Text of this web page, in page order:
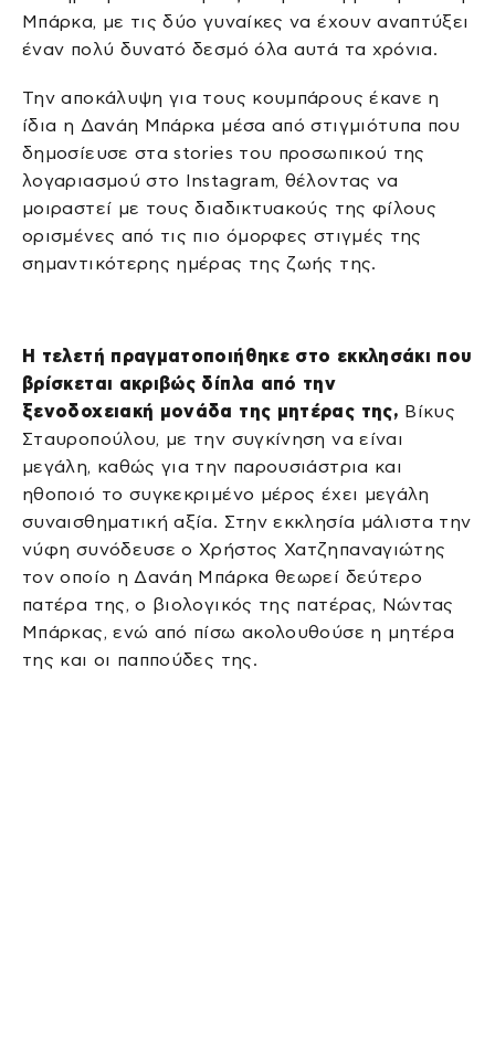
Μπάρκα, με τις δύο γυναίκες να έχουν αναπτύξει
έναν πολύ δυνατό δεσμό όλα αυτά τα χρόνια.
Την αποκάλυψη για τους κουμπάρους έκανε η
ίδια η Δανάη Μπάρκα μέσα από στιγμιότυπα που
δημοσίευσε στα stories του προσωπικού της
λογαριασμού στο Instagram, θέλοντας να
μοιραστεί με τους διαδικτυακούς της φίλους
ορισμένες από τις πιο όμορφες στιγμές της
σημαντικότερης ημέρας της ζωής της.
H τελετή πραγματοποιήθηκε στο εκκλησάκι που
βρίσκεται ακριβώς δίπλα από την
ξενοδοχειακή μονάδα της μητέρας της, Βίκυς
Σταυροπούλου, με την συγκίνηση να είναι
μεγάλη, καθώς για την παρουσιάστρια και
ηθοποιό το συγκεκριμένο μέρος έχει μεγάλη
συναισθηματική αξία. Στην εκκλησία μάλιστα την
νύφη συνόδευσε ο Χρήστος Χατζηπαναγιώτης
τον οποίο η Δανάη Μπάρκα θεωρεί δεύτερο
πατέρα της, ο βιολογικός της πατέρας, Νώντας
Μπάρκας, ενώ από πίσω ακολουθούσε η μητέρα
της και οι παππούδες της.